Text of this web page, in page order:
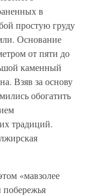
в
простую груду
Основание
от пяти до
каменный
Взяв за основу
обогатить
традиций.
«мавзолее
побережья